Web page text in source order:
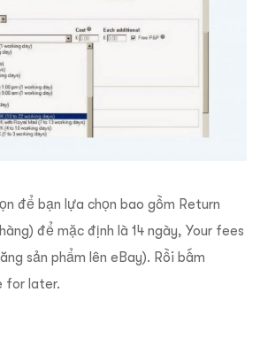
để bạn lựa chọn bao gồm Return
để mặc định là 14 ngày, Your fees
sản phẩm lên eBay). Rồi bấm
for later.